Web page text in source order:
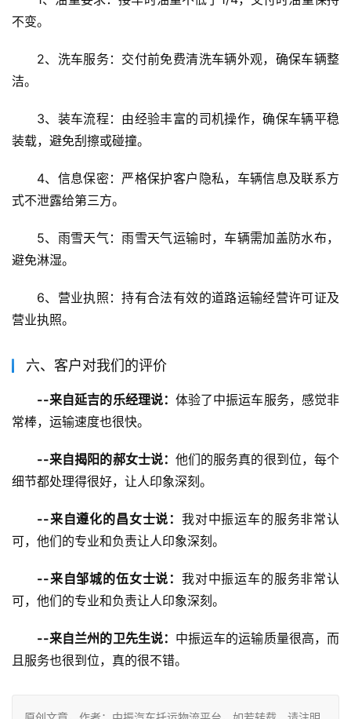
不变。
2、洗车服务：交付前免费清洗车辆外观，确保车辆整
洁。
3、装车流程：由经验丰富的司机操作，确保车辆平稳
装载，避免刮擦或碰撞。
4、信息保密：严格保护客户隐私，车辆信息及联系方
式不泄露给第三方。
5、雨雪天气：雨雪天气运输时，车辆需加盖防水布，
避免淋湿。
6、营业执照：持有合法有效的道路运输经营许可证及
营业执照。
六、客户对我们的评价
--来自延吉的乐经理说： 体验了中振运车服务，感觉非
常棒，运输速度也很快。
--来自揭阳的郝女士说： 他们的服务真的很到位，每个
细节都处理得很好，让人印象深刻。
--来自遵化的昌女士说： 我对中振运车的服务非常认
可，他们的专业和负责让人印象深刻。
--来自邹城的伍女士说： 我对中振运车的服务非常认
可，他们的专业和负责让人印象深刻。
--来自兰州的卫先生说： 中振运车的运输质量很高，而
且服务也很到位，真的很不错。